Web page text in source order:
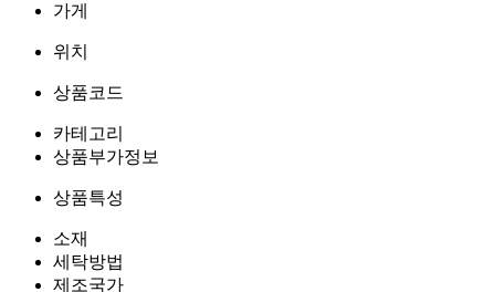
가게
위치
상품코드
카테고리
상품부가정보
상품특성
소재
세탁방법
제조국가